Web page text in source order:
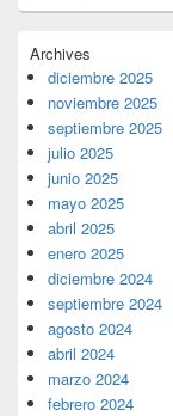
Archives
diciembre 2025
noviembre 2025
septiembre 2025
julio 2025
junio 2025
mayo 2025
abril 2025
enero 2025
diciembre 2024
septiembre 2024
agosto 2024
abril 2024
marzo 2024
febrero 2024